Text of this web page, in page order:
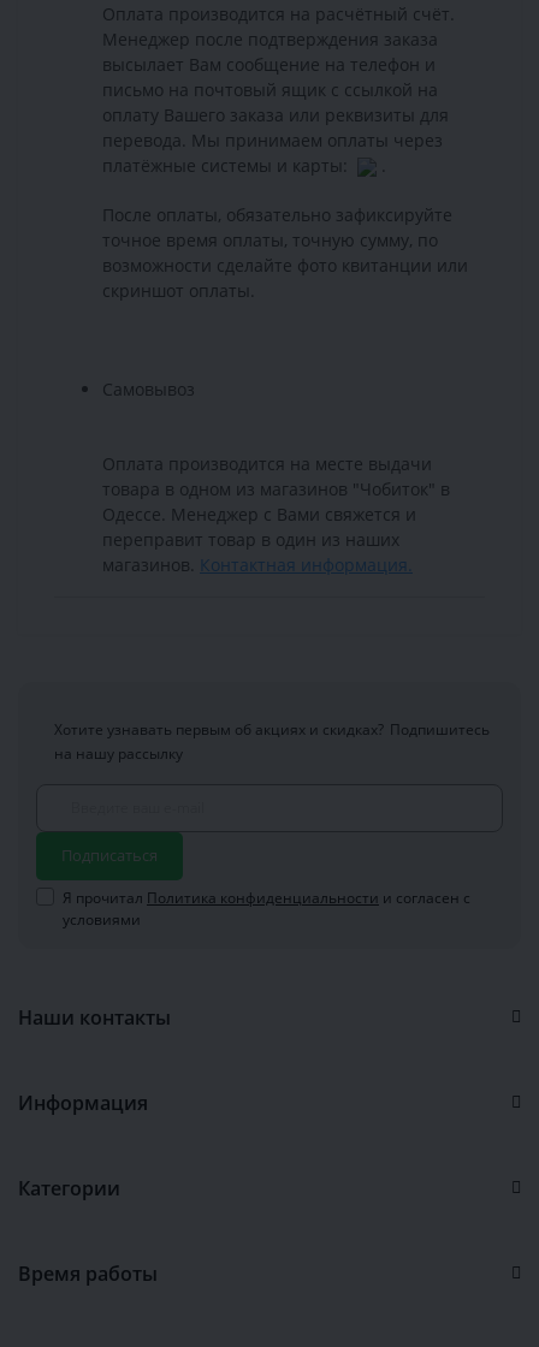
Оплата производится на расчётный счёт.
Менеджер после подтверждения заказа
высылает Вам сообщение на телефон и
письмо на почтовый ящик с ссылкой на
оплату Вашего заказа или реквизиты для
перевода. Мы принимаем оплаты через
платёжные системы и карты:
После оплаты, обязательно зафиксируйте
точное время оплаты, точную сумму, по
возможности сделайте фото квитанции или
скриншот оплаты.
Самовывоз
Оплата производится на месте выдачи
товара в одном из магазинов "Чобиток" в
Одессе. Менеджер с Вами свяжется и
переправит товар в один из наших
магазинов.
Контактная информация.
Хотите узнавать первым об акциях и скидках? Подпишитесь
на нашу рассылку
Подписаться
Я прочитал Политика конфиденциальности и согласен с
условиями
Наши контакты
Информация
Категории
Время работы